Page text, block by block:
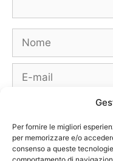
Per fornire le migliori
per memorizzare e/o
consenso a queste
Nome
E-
mail
web